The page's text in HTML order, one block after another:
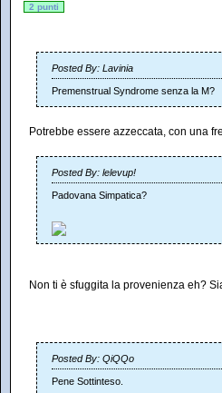
2 punti
Posted By: Lavinia
Premenstrual Syndrome senza la M?
Potrebbe essere azzeccata, con una
Posted By: lelevup!
Padovana Simpatica?
Non ti è sfuggita la provenienza eh?
Posted By: QiQQo
Pene Sottinteso.